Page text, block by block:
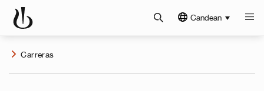
Candean
Carreras